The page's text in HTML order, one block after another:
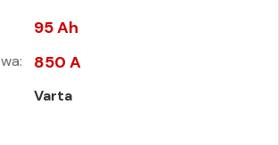
95 Ah
850 A
Varta